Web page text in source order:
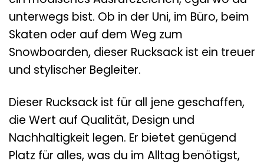
unterwegs bist. Ob in der Uni, im Büro, beim
Skaten oder auf dem Weg zum
Snowboarden, dieser Rucksack ist ein treuer
und stylischer Begleiter.
Dieser Rucksack ist für all jene geschaffen,
die Wert auf Qualität, Design und
Nachhaltigkeit legen. Er bietet genügend
Platz für alles, was du im Alltag benötigst,